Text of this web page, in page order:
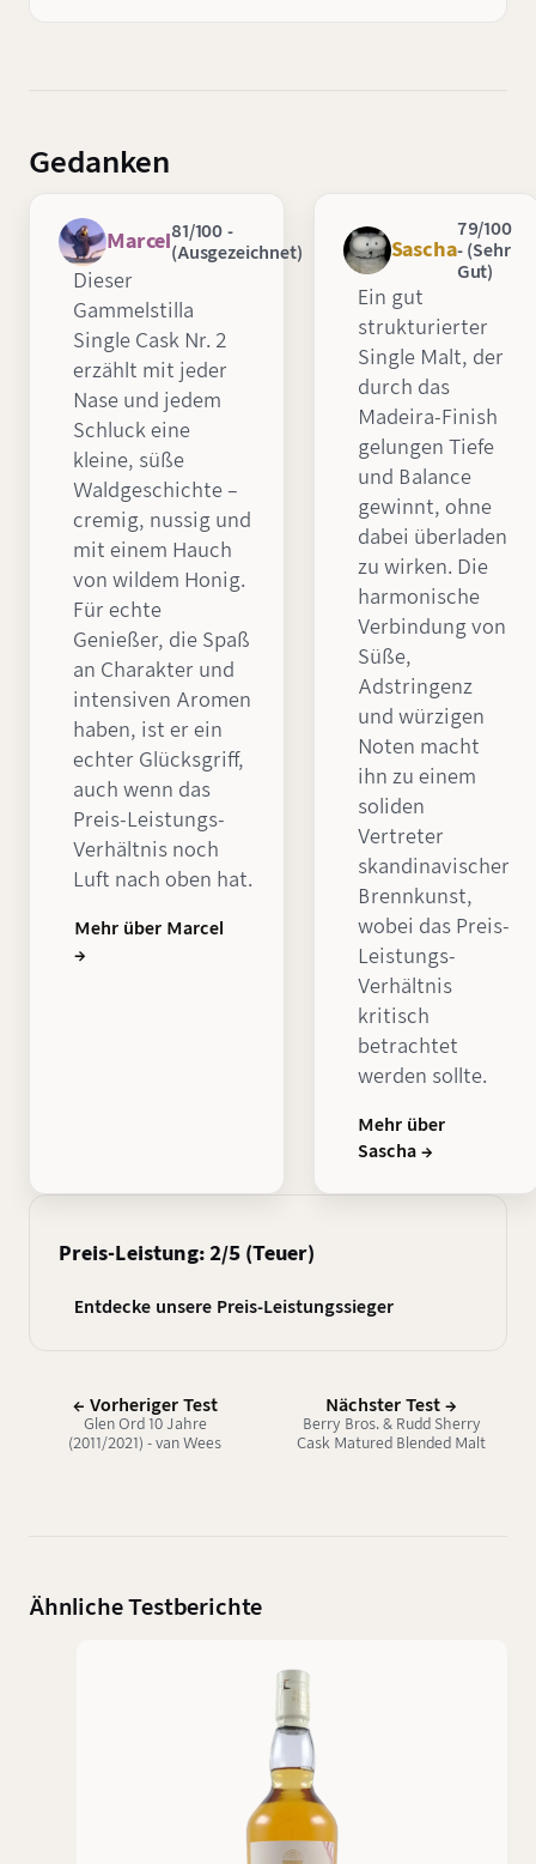
Gedanken
Marcel81/100 -
(Ausgezeichnet)
Dieser
Gammelstilla
Single Cask Nr. 2
erzählt mit jeder
Nase und jedem
Schluck eine
kleine, süße
Waldgeschichte –
cremig, nussig und
mit einem Hauch
von wildem Honig.
Für echte
Genießer, die Spaß
an Charakter und
intensiven Aromen
haben, ist er ein
echter Glücksgriff,
auch wenn das
Preis-Leistungs-
Verhältnis noch
Luft nach oben hat.
Mehr über Marcel
→
Sascha
79/100
- (Sehr
Gut)
Ein gut
strukturierter
Single Malt, der
durch das
Madeira-Finish
gelungen Tiefe
und Balance
gewinnt, ohne
dabei überladen
zu wirken. Die
harmonische
Verbindung von
Süße,
Adstringenz
und würzigen
Noten macht
ihn zu einem
soliden
Vertreter
skandinavischer
Brennkunst,
wobei das Preis-
Leistungs-
Verhältnis
kritisch
betrachtet
werden sollte.
Mehr über
Sascha →
Preis-Leistung: 2/5 (Teuer)
Entdecke unsere Preis-Leistungssieger
← Vorheriger Test
Glen Ord 10 Jahre
(2011/2021) - van Wees
Nächster Test →
Berry Bros. & Rudd Sherry
Cask Matured Blended Malt
Ähnliche Testberichte